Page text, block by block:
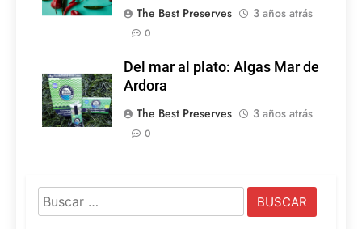
The Best Preserves
3 años atrás
0
Del mar al plato: Algas Mar de
Ardora
The Best Preserves
3 años atrás
0
Buscar: